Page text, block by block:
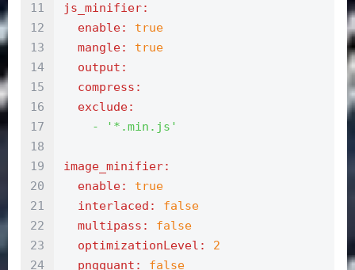
11
12
13
14
15
16
17
18
19
20
21
22
23
24
js_minifier:
  enable:
true
  mangle:
true
  output:
  compress:
  exclude:
    -
'*.min.js'
image_minifier:
  enable:
true
  interlaced:
false
  multipass:
false
  optimizationLevel:
2
  pngquant:
false